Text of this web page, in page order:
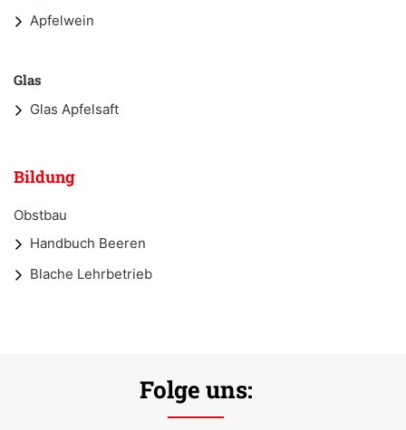
Apfelwein
Glas
Glas Apfelsaft
Bildung
Obstbau
Handbuch Beeren
Blache Lehrbetrieb
Folge uns: